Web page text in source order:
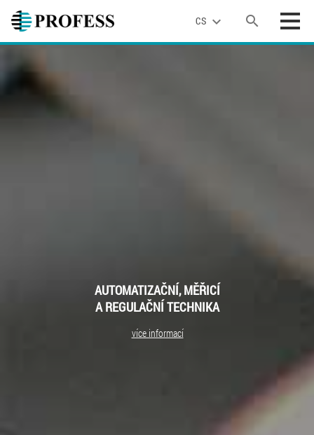
CS expand_more search
AUTOMATIZAČNÍ, MĚŘICÍ
A REGULAČNÍ TECHNIKA
více informací